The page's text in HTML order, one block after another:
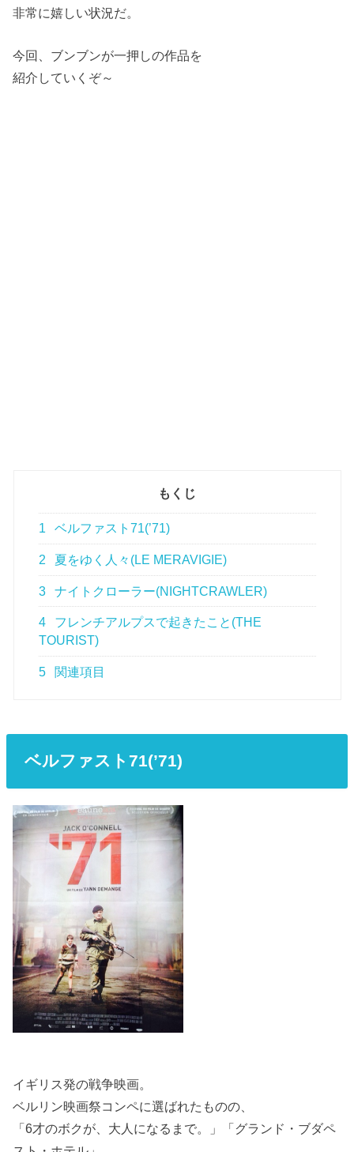
非常に嬉しい状況だ。
今回、ブンブンが一押しの作品を
紹介していくぞ～
もくじ
1 ベルファスト71(’71)
2 夏をゆく人々(LE MERAVIGIE)
3 ナイトクローラー(NIGHTCRAWLER)
4
フレンチアルプスで起きたこと(THE
TOURIST)
5 関連項目
ベルファスト71(’71)
イギリス発の戦争映画。
ベルリン映画祭コンペに選ばれたものの、
「6才のボクが、大人になるまで。」「グランド・ブダペ